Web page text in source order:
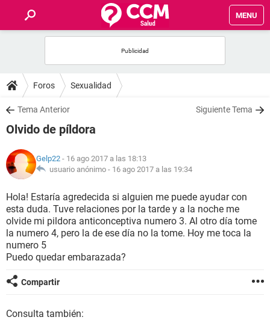
MENU
FOROS
SALUD
NUTRICIÓN
BIENESTAR
SEXUALIDAD
GLOSARIO
Foros Sexualidad
Tema Anterior Siguiente Tema
Olvido de píldora
Gelp22 - 16 ago 2017 a las 18:13
usuario anónimo - 16 ago 2017 a las 19:34
Hola! Estaría agredecida si alguien me puede ayudar con
esta duda. Tuve relaciones por la tarde y a la noche me
olvide mi pildora anticonceptiva numero 3. Al otro día tome
la numero 4, pero la de ese día no la tome. Hoy me toca la
numero 5
Puedo quedar embarazada?
Compartir
Consulta también: